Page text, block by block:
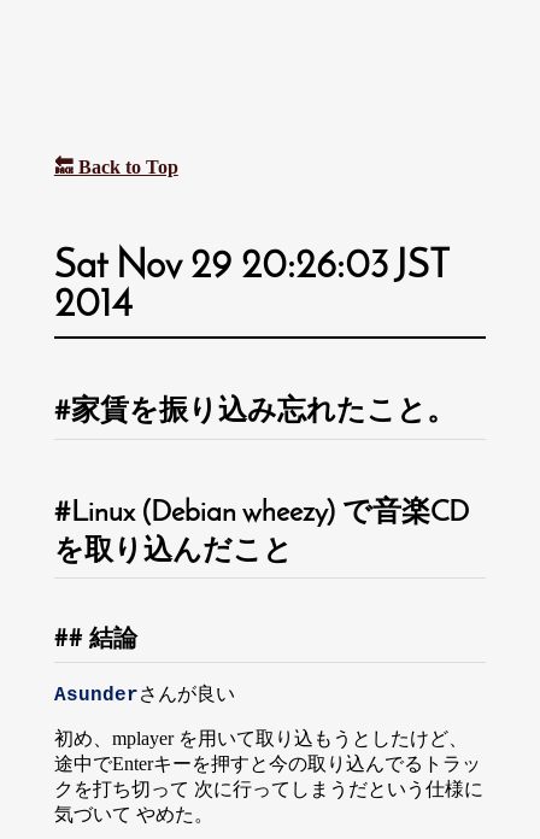
🔙 Back to Top
Sat Nov 29 20:26:03 JST
2014
家賃を振り込み忘れたこと。
Linux (Debian wheezy) で音楽CD
を取り込んだこと
結論
Asunderさんが良い
初め、mplayer を用いて取り込もうとしたけど、
途中でEnterキーを押すと今の取り込んでるトラッ
クを打ち切って 次に行ってしまうだという仕様に
気づいて やめた。